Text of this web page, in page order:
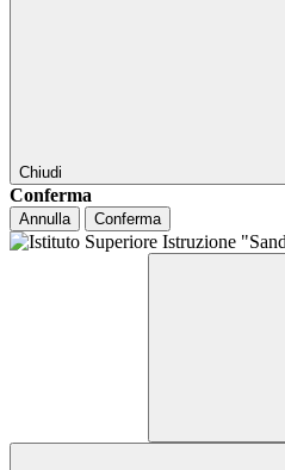
Chiudi
Conferma
Annulla Conferma